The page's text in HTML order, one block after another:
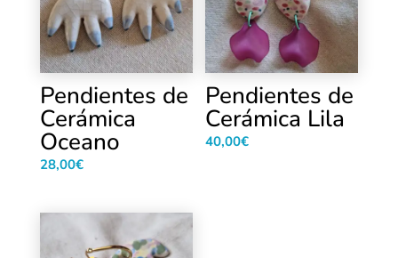
Pendientes de
Cerámica
Oceano
28,00€
Pendientes de
Cerámica Lila
40,00€